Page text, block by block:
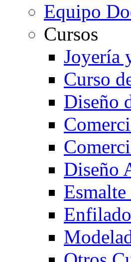
Equipo
Cursos
Joyería
Curso
Diseño
Diseño
Esmalte